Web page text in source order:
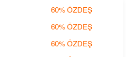
60%ÖZDEŞ
60%ÖZDEŞ
60%ÖZDEŞ